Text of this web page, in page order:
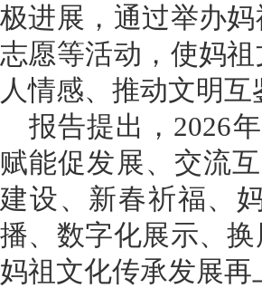
极进展，通过举办
志愿等活动，使妈
人情感、推动文明
报告提出，2026
赋能促发展、交流
建设、新春祈福、
播、数字化展示、
妈祖文化传承发展再